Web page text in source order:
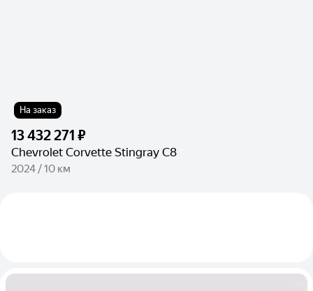
На заказ
13 432 271 ₽
Chevrolet Corvette Stingray C8
2024 / 10 км